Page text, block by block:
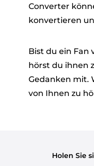
Converter
konvertieren
Bist du ein Fan
hörst du ihnen
Gedanken mit.
von Ihnen zu
Holen Sie